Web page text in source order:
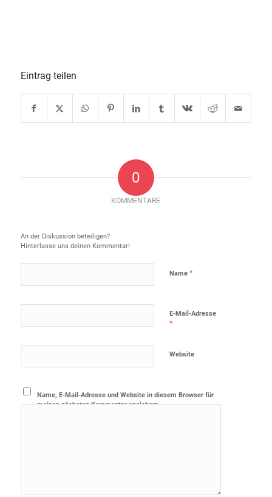
Eintrag teilen
0
KOMMENTARE
An der Diskussion beteiligen?
Hinterlasse uns deinen Kommentar!
Name *
E-Mail-Adresse
*
Website
Name, E-Mail-Adresse und Website in diesem Browser für
meinen nächsten Kommentar speichern.